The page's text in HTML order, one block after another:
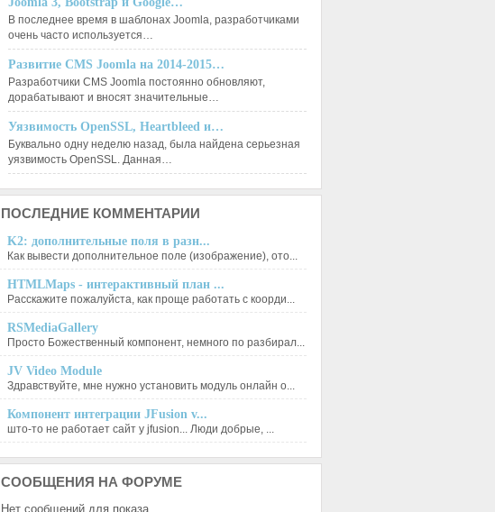
В последнее время в шаблонах Joomla, разработчиками
очень часто используется…
Развитие CMS Joomla на 2014-2015…
Разработчики CMS Joomla постоянно обновляют,
дорабатывают и вносят значительные…
Уязвимость OpenSSL, Heartbleed и…
Буквально одну неделю назад, была найдена серьезная
уязвимость OpenSSL. Данная…
ПОСЛЕДНИЕ КОММЕНТАРИИ
K2: дополнительные поля в разн...
Как вывести дополнительное поле (изображение), ото...
HTMLMaps - интерактивный план ...
Расскажите пожалуйста, как проще работать с коорди...
RSMediaGallery
Просто Божественный компонент, немного по разбирал...
JV Video Module
Здравствуйте, мне нужно установить модуль онлайн о...
Компонент интеграции JFusion v...
што-то не работает сайт у jfusion... Люди добрые, ...
СООБЩЕНИЯ НА ФОРУМЕ
Нет сообщений для показа